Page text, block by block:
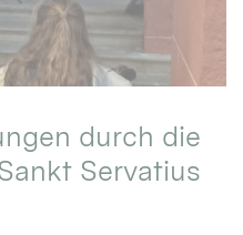
durch die
Servatius